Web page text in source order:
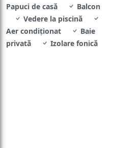
Papuci de casă
Balcon
Vedere la piscină
Aer condiţionat
Baie
privată
Izolare fonică